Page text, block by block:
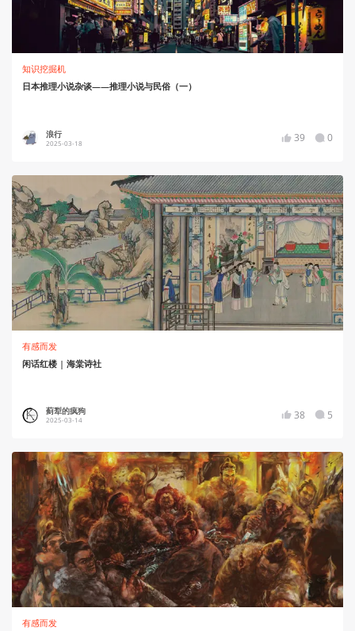
知识挖掘机
日本推理小说杂谈——推理小说与民俗（一）
浪行
2025-03-18 39 0
有感而发
闲话红楼 | 海棠诗社
蓟犁的疯狗
2025-03-14 38 5
有感而发